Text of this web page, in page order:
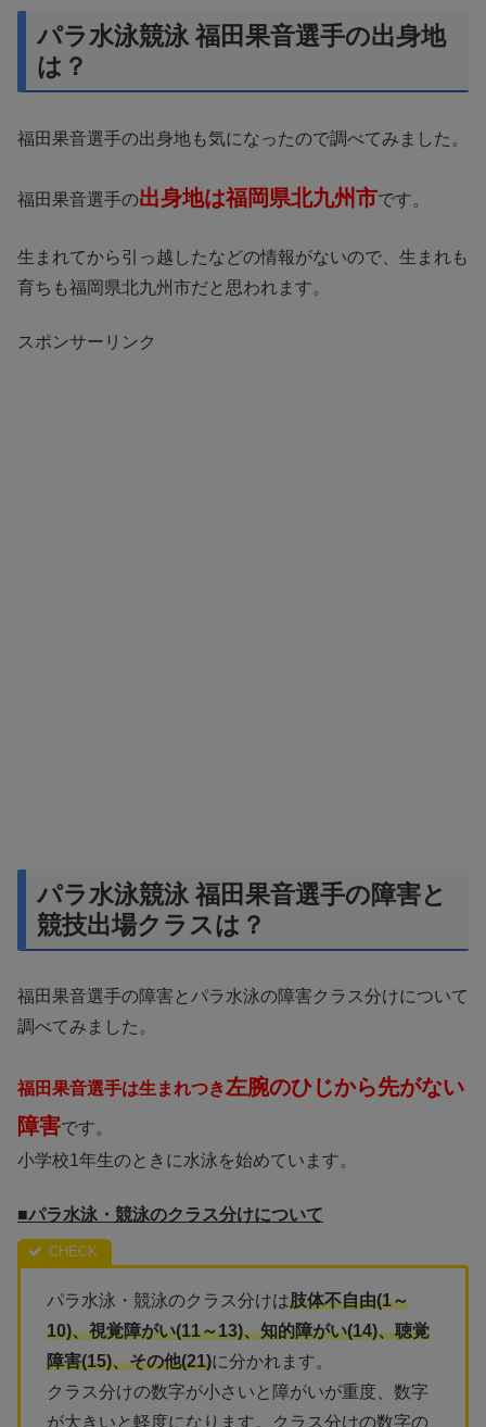
パラ水泳競泳 福田果音選手の出身地
は？
福田果音選手の出身地も気になったので調べてみました。
福田果音選手の出身地は福岡県北九州市です。
生まれてから引っ越したなどの情報がないので、生まれも
育ちも福岡県北九州市だと思われます。
スポンサーリンク
パラ水泳競泳 福田果音選手の障害と
競技出場クラスは？
福田果音選手の障害とパラ水泳の障害クラス分けについて
調べてみました。
福田果音選手は生まれつき左腕のひじから先がない
障害です。
小学校1年生のときに水泳を始めています。
■パラ水泳・競泳のクラス分けについて
パラ水泳・競泳のクラス分けは肢体不自由(1～
10)、視覚障がい(11～13)、知的障がい(14)、聴覚
障害(15)、その他(21)に分かれます。
クラス分けの数字が小さいと障がいが重度、数字
が大きいと軽度になります。クラス分けの数字の